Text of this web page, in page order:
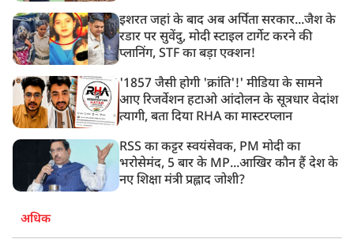
इशरत जहां के बाद अब अर्पिता सरकार...जैश के
रडार पर सुवेंदु, मोदी स्टाइल टार्गेट करने की
प्लानिंग, STF का बड़ा एक्शन!
'1857 जैसी होगी 'क्रांति'!' मीडिया के सामने
आए रिजर्वेशन हटाओ आंदोलन के सूत्रधार वेदांश
त्यागी, बता दिया RHA का मास्टरप्लान
RSS का कट्टर स्वयंसेवक, PM मोदी का
भरोसेमंद, 5 बार के MP...आखिर कौन हैं देश के
नए शिक्षा मंत्री प्रह्लाद जोशी?
अधिक